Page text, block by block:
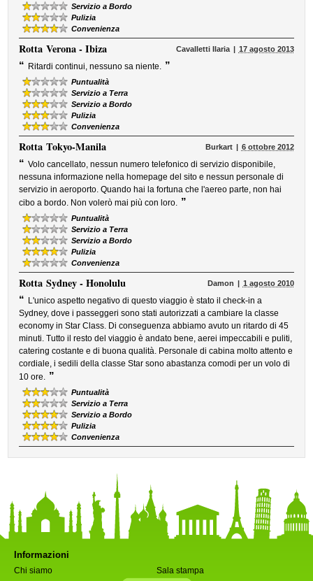
Servizio a Bordo
Pulizia
Convenienza
RottaVerona - Ibiza Cavalletti Ilaria 17 agosto 2013
“ Ritardi continui, nessuno sa niente. ”
Puntualità
Servizio a Terra
Servizio a Bordo
Pulizia
Convenienza
RottaTokyo-Manila Burkart 6 ottobre 2012
“ Volo cancellato, nessun numero telefonico di servizio disponibile,
nessuna informazione nella homepage del sito e nessun personale di
servizio in aeroporto. Quando hai la fortuna che l'aereo parte, non hai
cibo a bordo. Non volerò mai più con loro. ”
Puntualità
Servizio a Terra
Servizio a Bordo
Pulizia
Convenienza
RottaSydney - Honolulu Damon 1 agosto 2010
“ L'unico aspetto negativo di questo viaggio è stato il check-in a
Sydney, dove i passeggeri sono stati autorizzati a cambiare la classe
economy in Star Class. Di conseguenza abbiamo avuto un ritardo di 45
minuti. Tutto il resto del viaggio è andato bene, aerei impeccabili e puliti,
catering costante e di buona qualità. Personale di cabina molto attento e
cordiale, i sedili della classe Star sono abastanza comodi per un volo di
10 ore. ”
Puntualità
Servizio a Terra
Servizio a Bordo
Pulizia
Convenienza
Informazioni
Chi siamo
Sala stampa